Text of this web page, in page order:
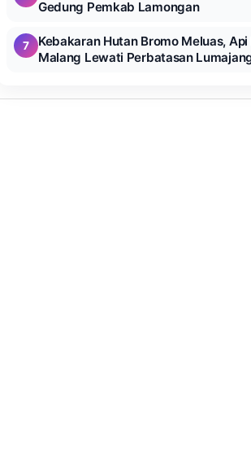
Gedung Pemkab Lamongan
7
Kebakaran Hutan Bromo Meluas,
Malang Lewati Perbatasan